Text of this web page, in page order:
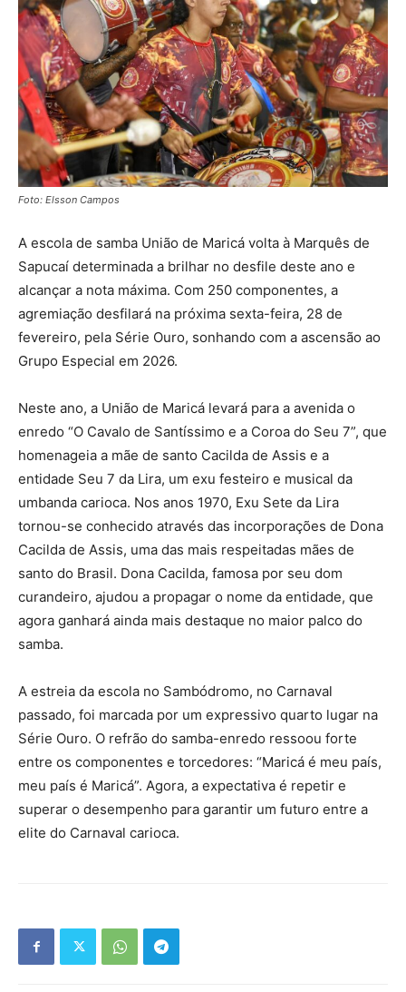
Foto: Elsson Campos
A escola de samba União de Maricá volta à Marquês de
Sapucaí determinada a brilhar no desfile deste ano e
alcançar a nota máxima. Com 250 componentes, a
agremiação desfilará na próxima sexta-feira, 28 de
fevereiro, pela Série Ouro, sonhando com a ascensão ao
Grupo Especial em 2026.
Neste ano, a União de Maricá levará para a avenida o
enredo “O Cavalo de Santíssimo e a Coroa do Seu 7”, que
homenageia a mãe de santo Cacilda de Assis e a
entidade Seu 7 da Lira, um exu festeiro e musical da
umbanda carioca. Nos anos 1970, Exu Sete da Lira
tornou-se conhecido através das incorporações de Dona
Cacilda de Assis, uma das mais respeitadas mães de
santo do Brasil. Dona Cacilda, famosa por seu dom
curandeiro, ajudou a propagar o nome da entidade, que
agora ganhará ainda mais destaque no maior palco do
samba.
A estreia da escola no Sambódromo, no Carnaval
passado, foi marcada por um expressivo quarto lugar na
Série Ouro. O refrão do samba-enredo ressoou forte
entre os componentes e torcedores: “Maricá é meu país,
meu país é Maricá”. Agora, a expectativa é repetir e
superar o desempenho para garantir um futuro entre a
elite do Carnaval carioca.